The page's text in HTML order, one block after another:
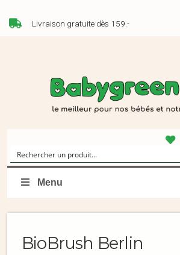
Livraison gratuite dès 159.-
Menu
BioBrush Berlin